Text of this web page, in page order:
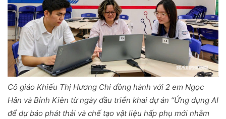
Cô giáo Khiếu Thị Hương Chi đồng hành với 2 em Ngọc
Hân và Bỉnh Kiên từ ngày đầu triển khai dự án “Ứng dụng AI
để dự báo phát thải và chế tạo vật liệu hấp phụ mới nhằm